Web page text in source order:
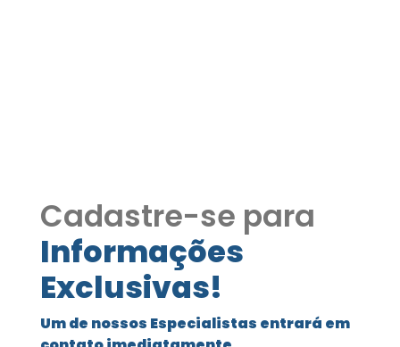
Cadastre-se para
Informações
Exclusivas!
Um de nossos Especialistas entrará em